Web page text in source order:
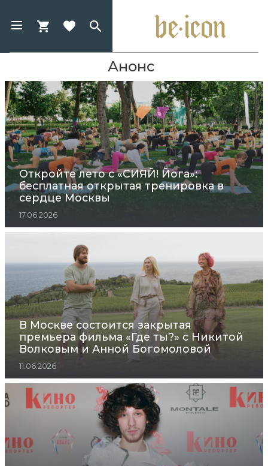
Анонс
Откройте лето с «СИЯЙ! Йога»:
бесплатная открытая тренировка в
сердце Москвы
17.06.2026
В Москве состоится закрытая
премьера фильма «Где ты?» с Никитой
Волковым и Анной Богомоловой
11.06.2026